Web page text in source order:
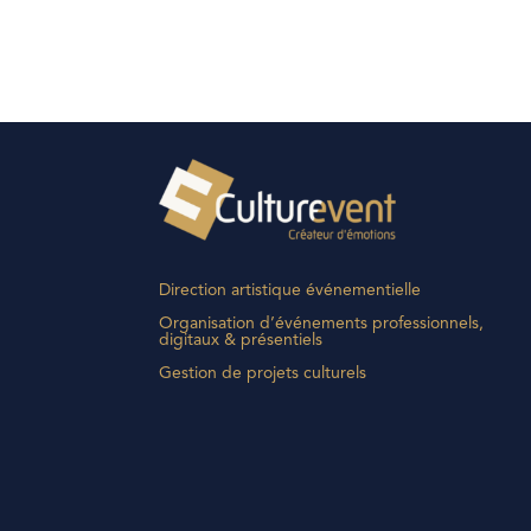
Direction artistique événementielle
Organisation d’événements professionnels,
digitaux & présentiels
Gestion de projets culturels